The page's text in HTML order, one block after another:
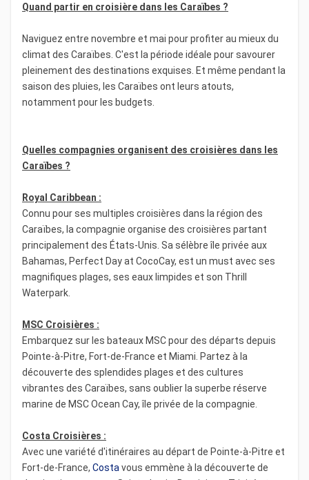
Quand partir en croisière dans les Caraïbes ?
Naviguez entre novembre et mai pour profiter au mieux du
climat des Caraïbes. C'est la période idéale pour savourer
pleinement des destinations exquises. Et même pendant la
saison des pluies, les Caraïbes ont leurs atouts,
notamment pour les budgets.
Quelles compagnies organisent des croisières dans les
Caraïbes ?
Royal Caribbean :
Connu pour ses multiples croisières dans la région des
Caraïbes, la compagnie organise des croisières partant
principalement des États-Unis. Sa sélèbre île privée aux
Bahamas, Perfect Day at CocoCay, est un must avec ses
magnifiques plages, ses eaux limpides et son Thrill
Waterpark.
MSC Croisières :
Embarquez sur les bateaux MSC pour des départs depuis
Pointe-à-Pitre, Fort-de-France et Miami. Partez à la
découverte des splendides plages et des cultures
vibrantes des Caraïbes, sans oublier la superbe réserve
marine de MSC Ocean Cay, île privée de la compagnie.
Costa Croisières :
Avec une variété d'itinéraires au départ de Pointe-à-Pitre et
Fort-de-France, Costa vous emmène à la découverte de